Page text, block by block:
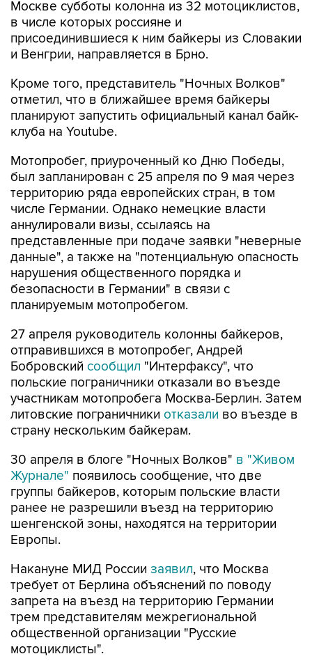
Москве субботы колонна из 32 мотоциклистов,
в числе которых россияне и
присоединившиеся к ним байкеры из Словакии
и Венгрии, направляется в Брно.
Кроме того, представитель "Ночных Волков"
отметил, что в ближайшее время байкеры
планируют запустить официальный канал байк-
клуба на Youtube.
Мотопробег, приуроченный ко Дню Победы,
был запланирован с 25 апреля по 9 мая через
территорию ряда европейских стран, в том
числе Германии. Однако немецкие власти
аннулировали визы, ссылаясь на
представленные при подаче заявки "неверные
данные", а также на "потенциальную опасность
нарушения общественного порядка и
безопасности в Германии" в связи с
планируемым мотопробегом.
27 апреля руководитель колонны байкеров,
отправившихся в мотопробег, Андрей
Бобровский сообщил "Интерфаксу", что
польские пограничники отказали во въезде
участникам мотопробега Москва-Берлин. Затем
литовские пограничники отказали во въезде в
страну нескольким байкерам.
30 апреля в блоге "Ночных Волков" в "Живом
Журнале" появилось сообщение, что две
группы байкеров, которым польские власти
ранее не разрешили въезд на территорию
шенгенской зоны, находятся на территории
Европы.
Накануне МИД России заявил, что Москва
требует от Берлина объяснений по поводу
запрета на въезд на территорию Германии
трем представителям межрегиональной
общественной организации "Русские
мотоциклисты".